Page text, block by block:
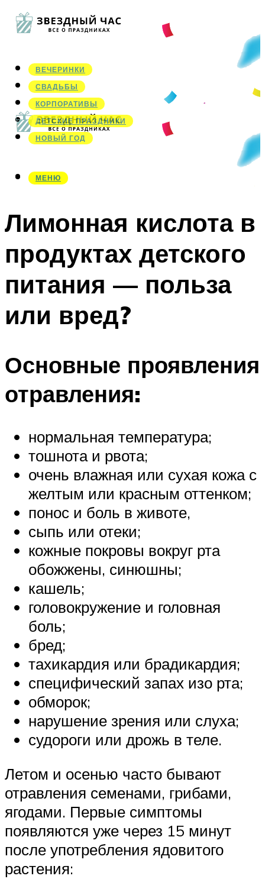
ВЕЧЕРИНКИ
СВАДЬБЫ
КОРПОРАТИВЫ
ДЕТСКИЕ ПРАЗДНИКИ
НОВЫЙ ГОД
МЕНЮ
МЕНЮ
Лимонная кислота в
продуктах детского
питания — польза
или вред?
Основные проявления
отравления:
нормальная температура;
тошнота и рвота;
очень влажная или сухая кожа с
желтым или красным оттенком;
понос и боль в животе,
сыпь или отеки;
кожные покровы вокруг рта
обожжены, синюшны;
кашель;
головокружение и головная
боль;
бред;
тахикардия или брадикардия;
специфический запах изо рта;
обморок;
нарушение зрения или слуха;
судороги или дрожь в теле.
Летом и осенью часто бывают
отравления семенами, грибами,
ягодами. Первые симптомы
появляются уже через 15 минут
после употребления ядовитого
растения: